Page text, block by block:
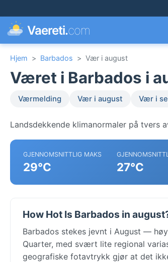
Vaereti.com
Hjem > Barbados > Vær i august
Været i Barbados i
Værmelding Vær i august Vær i
Landsdekkende klimanormaler på tvers
GJENNOMSNITTLIG MAKS
29°C 27°C
How Hot Is Barbados in
Barbados stekes jevnt i August —
Quarter, med svært lite regional
geografiske fotavtrykk gjør at det